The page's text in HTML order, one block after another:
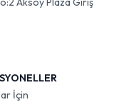
İçin